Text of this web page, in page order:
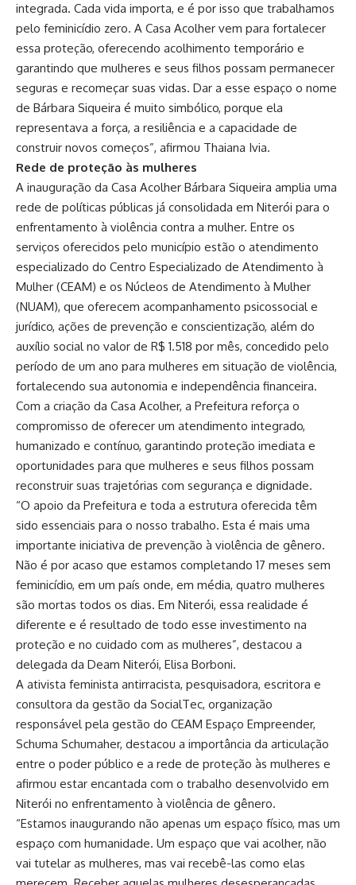
integrada. Cada vida importa, e é por isso que trabalhamos
pelo feminicídio zero. A Casa Acolher vem para fortalecer
essa proteção, oferecendo acolhimento temporário e
garantindo que mulheres e seus filhos possam permanecer
seguras e recomeçar suas vidas. Dar a esse espaço o nome
de Bárbara Siqueira é muito simbólico, porque ela
representava a força, a resiliência e a capacidade de
construir novos começos”, afirmou Thaiana Ivia.
Rede de proteção às mulheres
A inauguração da Casa Acolher Bárbara Siqueira amplia uma
rede de políticas públicas já consolidada em Niterói para o
enfrentamento à violência contra a mulher. Entre os
serviços oferecidos pelo município estão o atendimento
especializado do Centro Especializado de Atendimento à
Mulher (CEAM) e os Núcleos de Atendimento à Mulher
(NUAM), que oferecem acompanhamento psicossocial e
jurídico, ações de prevenção e conscientização, além do
auxílio social no valor de R$ 1.518 por mês, concedido pelo
período de um ano para mulheres em situação de violência,
fortalecendo sua autonomia e independência financeira.
Com a criação da Casa Acolher, a Prefeitura reforça o
compromisso de oferecer um atendimento integrado,
humanizado e contínuo, garantindo proteção imediata e
oportunidades para que mulheres e seus filhos possam
reconstruir suas trajetórias com segurança e dignidade.
“O apoio da Prefeitura e toda a estrutura oferecida têm
sido essenciais para o nosso trabalho. Esta é mais uma
importante iniciativa de prevenção à violência de gênero.
Não é por acaso que estamos completando 17 meses sem
feminicídio, em um país onde, em média, quatro mulheres
são mortas todos os dias. Em Niterói, essa realidade é
diferente e é resultado de todo esse investimento na
proteção e no cuidado com as mulheres”, destacou a
delegada da Deam Niterói, Elisa Borboni.
A ativista feminista antirracista, pesquisadora, escritora e
consultora da gestão da SocialTec, organização
responsável pela gestão do CEAM Espaço Empreender,
Schuma Schumaher, destacou a importância da articulação
entre o poder público e a rede de proteção às mulheres e
afirmou estar encantada com o trabalho desenvolvido em
Niterói no enfrentamento à violência de gênero.
“Estamos inaugurando não apenas um espaço físico, mas um
espaço com humanidade. Um espaço que vai acolher, não
vai tutelar as mulheres, mas vai recebê-las como elas